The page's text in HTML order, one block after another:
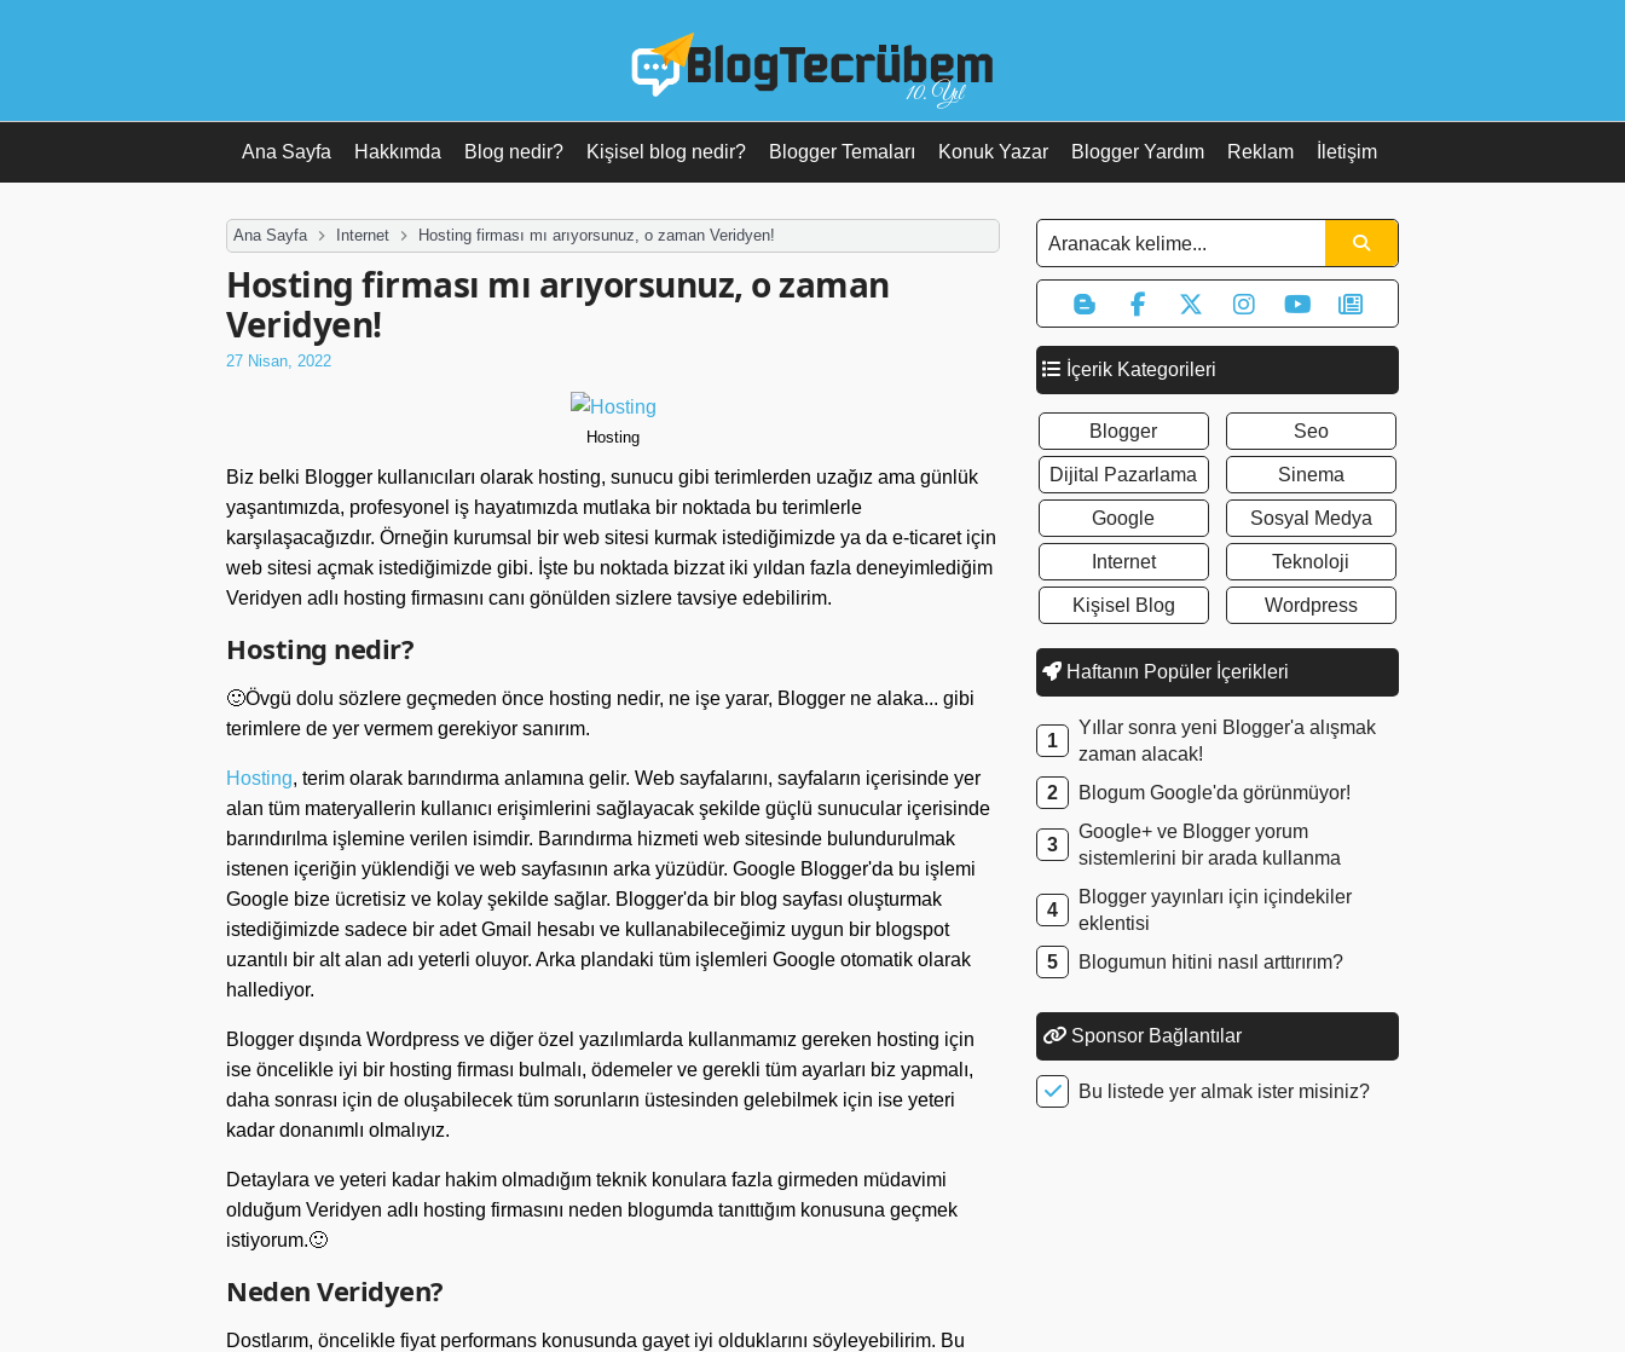
10. Yıl
Ana Sayfa Hakkımda Blog nedir? Kişisel blog nedir? Blogger Temaları Konuk Yazar Blogger Yardım Reklam İletişim
Ana Sayfa Internet Hosting firması mı arıyorsunuz, o zaman Veridyen!
Hosting firması mı arıyorsunuz, o zaman
Veridyen!
27 Nisan, 2022
Hosting
Biz belki Blogger kullanıcıları olarak hosting, sunucu gibi terimlerden uzağız ama günlük
yaşantımızda, profesyonel iş hayatımızda mutlaka bir noktada bu terimlerle
karşılaşacağızdır. Örneğin kurumsal bir web sitesi kurmak istediğimizde ya da e-ticaret için
web sitesi açmak istediğimizde gibi. İşte bu noktada bizzat iki yıldan fazla deneyimlediğim
Veridyen adlı hosting firmasını canı gönülden sizlere tavsiye edebilirim.
Hosting nedir?
🙂Övgü dolu sözlere geçmeden önce hosting nedir, ne işe yarar, Blogger ne alaka... gibi
terimlere de yer vermem gerekiyor sanırım.
Hosting, terim olarak barındırma anlamına gelir. Web sayfalarını, sayfaların içerisinde yer
alan tüm materyallerin kullanıcı erişimlerini sağlayacak şekilde güçlü sunucular içerisinde
barındırılma işlemine verilen isimdir. Barındırma hizmeti web sitesinde bulundurulmak
istenen içeriğin yüklendiği ve web sayfasının arka yüzüdür. Google Blogger'da bu işlemi
Google bize ücretisiz ve kolay şekilde sağlar. Blogger'da bir blog sayfası oluşturmak
istediğimizde sadece bir adet Gmail hesabı ve kullanabileceğimiz uygun bir blogspot
uzantılı bir alt alan adı yeterli oluyor. Arka plandaki tüm işlemleri Google otomatik olarak
hallediyor.
Blogger dışında Wordpress ve diğer özel yazılımlarda kullanmamız gereken hosting için
ise öncelikle iyi bir hosting firması bulmalı, ödemeler ve gerekli tüm ayarları biz yapmalı,
daha sonrası için de oluşabilecek tüm sorunların üstesinden gelebilmek için ise yeteri
kadar donanımlı olmalıyız.
Detaylara ve yeteri kadar hakim olmadığım teknik konulara fazla girmeden müdavimi
olduğum Veridyen adlı hosting firmasını neden blogumda tanıttığım konusuna geçmek
istiyorum.🙂
Neden Veridyen?
Dostlarım, öncelikle fiyat performans konusunda gayet iyi olduklarını söyleyebilirim. Bu
İçerik Kategorileri
Blogger
Dijital Pazarlama
Google
Internet
Kişisel Blog
Seo
Sinema
Sosyal Medya
Teknoloji
Wordpress
Haftanın Popüler İçerikleri
Yıllar sonra yeni Blogger'a alışmak
zaman alacak!
Blogum Google'da görünmüyor!
Google+ ve Blogger yorum
sistemlerini bir arada kullanma
Blogger yayınları için içindekiler
eklentisi
Blogumun hitini nasıl arttırırım?
Sponsor Bağlantılar
Bu listede yer almak ister misiniz?